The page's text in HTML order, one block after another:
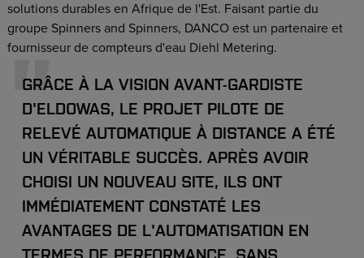
solutions durables en Afrique de l'Est. Faisant partie du
groupe Spinners and Spinners, DANCO est un partenaire et
fournisseur de compteurs d'eau Diehl Metering.
GRÂCE À LA VISION AVANT-GARDISTE
D'ELDOWAS, LE PROJET PILOTE DE
RELEVÉ AUTOMATIQUE À DISTANCE A ÉTÉ
UN VÉRITABLE SUCCÈS. APRÈS AVOIR
CHOISI UN NOUVEAU SITE, ILS ONT
IMMÉDIATEMENT CONSTATÉ LES
AVANTAGES DE L'AUTOMATISATION EN
TERMES DE PERFORMANCE, SANS